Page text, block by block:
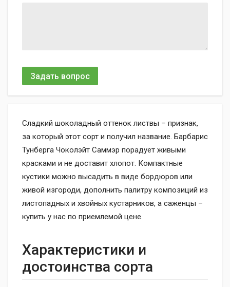
Задать вопрос
Сладкий шоколадный оттенок листвы – признак,
за который этот сорт и получил название. Барбарис
Тунберга Чоколэйт Саммэр порадует живыми
красками и не доставит хлопот. Компактные
кустики можно высадить в виде бордюров или
живой изгороди, дополнить палитру композиций из
листопадных и хвойных кустарников, а саженцы –
купить у нас по приемлемой цене.
Характеристики и
достоинства сорта